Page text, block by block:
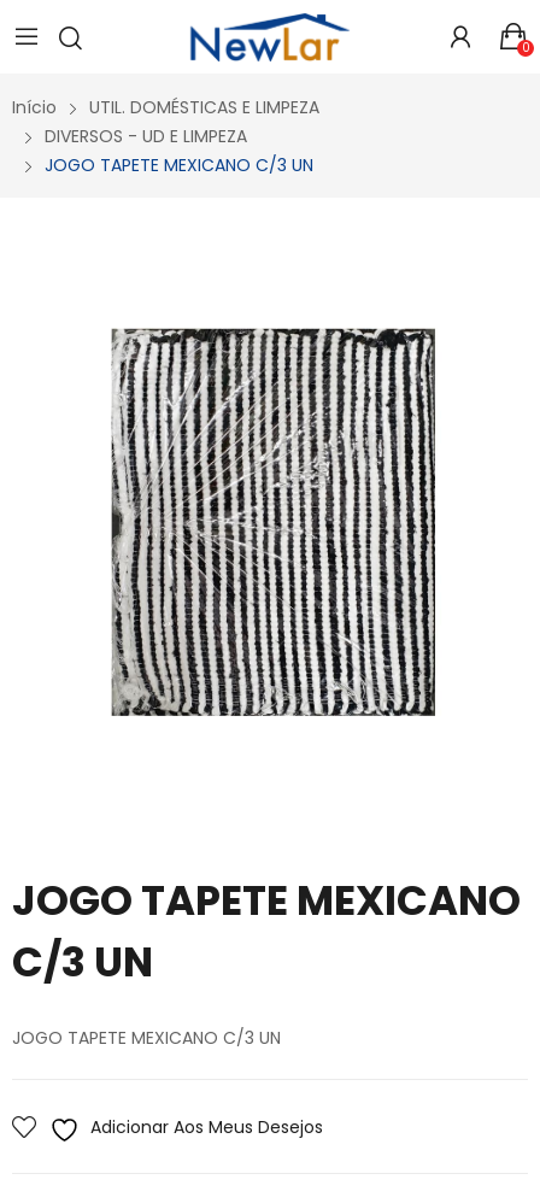
Secure crypto portfolio manager for desktops and mobile -
Visit Ledger Live
- easily manage, stake, and track assets. 0
Início
UTIL. DOMÉSTICAS E LIMPEZA
DIVERSOS - UD E LIMPEZA
JOGO TAPETE MEXICANO C/3 UN
JOGO TAPETE MEXICANO
C/3 UN
JOGO TAPETE MEXICANO C/3 UN
Adicionar Aos Meus Desejos